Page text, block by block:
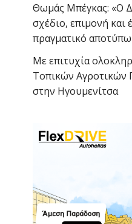
Θωμάς Μπέγκας: «Ο
σχέδιο, επιμονή
πραγματικό
Με επιτυχία
Τοπικών Αγροτικών
στην Ηγουμενίτσα